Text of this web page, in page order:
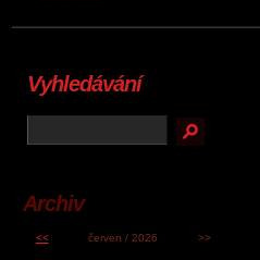
Vyhledávání
Archiv
<< červen / 2026 >>